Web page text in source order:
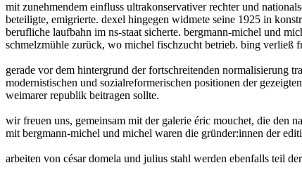
mit zunehmendem einfluss ultrakonservativer rechter und
beteiligte, emigrierte. dexel hingegen widmete seine 1925 in
berufliche laufbahn im ns-staat sicherte. bergmann-michel und
schmelzmühle zurück, wo michel fischzucht betrieb. bing verließ
gerade vor dem hintergrund der fortschreitenden normalisierung
modernistischen und sozialreformerischen positionen der
weimarer republik beitragen sollte.
wir freuen uns, gemeinsam mit der galerie éric mouchet, die den
mit bergmann-michel und michel waren die gründer:innen der
arbeiten von césar domela und julius stahl werden ebenfalls teil